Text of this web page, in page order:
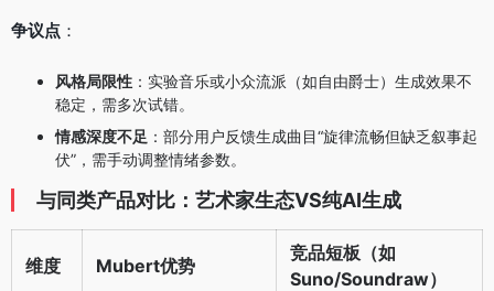
争议点 ：
风格局限性 ：实验音乐或小众流派（如自由爵士）生成效果不
稳定，需多次试错。
情感深度不足 ：部分用户反馈生成曲目“旋律流畅但缺乏叙事起
伏”，需手动调整情绪参数。
与同类产品对比：艺术家生态VS纯AI生成
维度 Mubert优势
竞品短板（如
Suno/Soundraw）